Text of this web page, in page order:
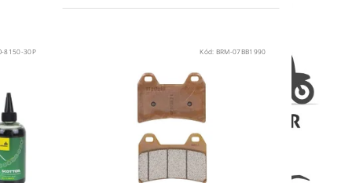
8150-30P Kód: BRM-07BB1990